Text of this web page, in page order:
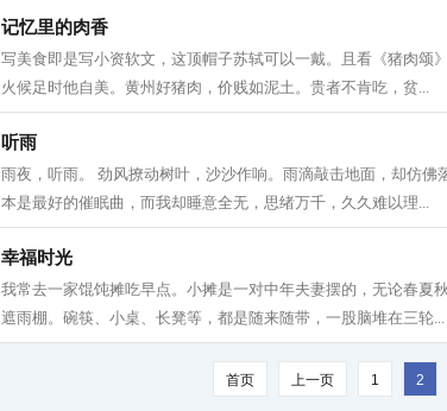
记忆里的肉香
写美食即是写小资软文，这顶帽子苏轼可以一戴。且看《猪肉颂
火候足时他自美。黄州好猪肉，价贱如泥土。贵者不肯吃，贫...
听雨
雨夜，听雨。 劲风撩动树叶，沙沙作响。雨滴敲击地面，却仿
本是最好的催眠曲，而我却睡意全无，思绪万千，久久难以理...
幸福时光
我常去一家馄饨摊吃早点。小摊是一对中年夫妻摆的，无论春夏
遮雨棚。碗筷、小桌、长凳等，都是随来随带，一股脑堆在三轮...
首页 上一页 1 2